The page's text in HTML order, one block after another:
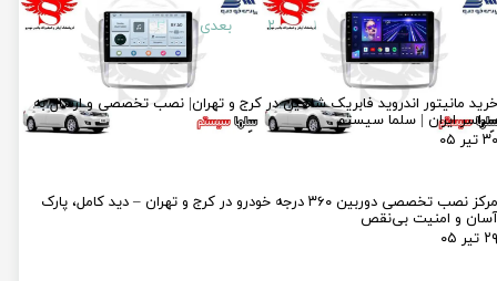
۱ ۲ بعدی
خرید مانیتور اندروید فابریک شاهین در کرج و تهران| نصب تخصصی و ارسال به
سراسر ایران | سلما سیستم
۳۰ تیر ۰۵
مرکز نصب تخصصی دوربین ۳۶۰ درجه خودرو در کرج و تهران – دید کامل، پارک
آسان و امنیت بی‌نقص
۲۹ تیر ۰۵